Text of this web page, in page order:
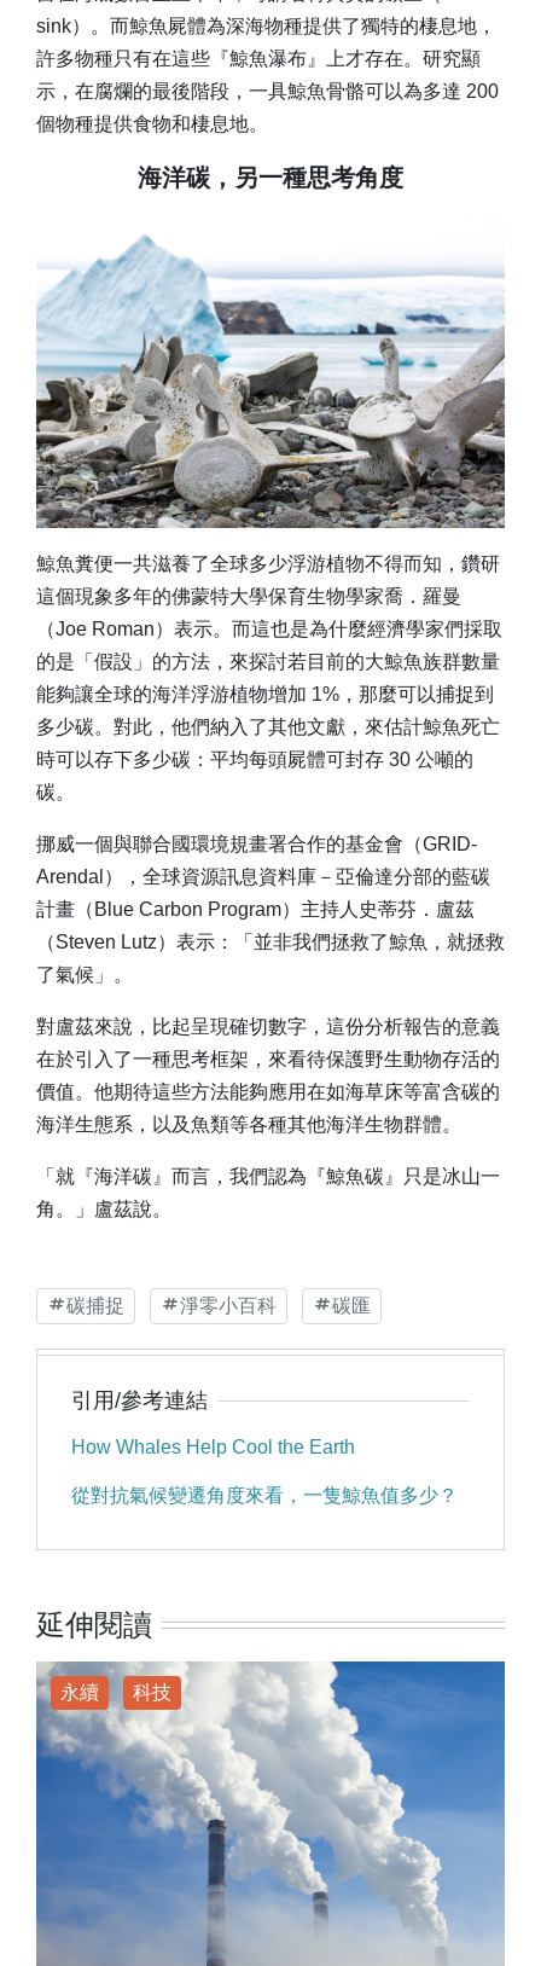
sink）。而鯨魚屍體為深海物種提供了獨特的棲息地，
許多物種只有在這些『鯨魚瀑布』上才存在。研究顯
示，在腐爛的最後階段，一具鯨魚骨骼可以為多達 200
個物種提供食物和棲息地。
海洋碳，另一種思考角度
鯨魚糞便一共滋養了全球多少浮游植物不得而知，鑽研
這個現象多年的佛蒙特大學保育生物學家喬．羅曼
（Joe Roman）表示。而這也是為什麼經濟學家們採取
的是「假設」的方法，來探討若目前的大鯨魚族群數量
能夠讓全球的海洋浮游植物增加 1%，那麼可以捕捉到
多少碳。對此，他們納入了其他文獻，來估計鯨魚死亡
時可以存下多少碳：平均每頭屍體可封存 30 公噸的
碳。
挪威一個與聯合國環境規畫署合作的基金會（GRID-
Arendal），全球資源訊息資料庫－亞倫達分部的藍碳
計畫（Blue Carbon Program）主持人史蒂芬．盧茲
（Steven Lutz）表示：「並非我們拯救了鯨魚，就拯救
了氣候」。
對盧茲來說，比起呈現確切數字，這份分析報告的意義
在於引入了一種思考框架，來看待保護野生動物存活的
價值。他期待這些方法能夠應用在如海草床等富含碳的
海洋生態系，以及魚類等各種其他海洋生物群體。
「就『海洋碳』而言，我們認為『鯨魚碳』只是冰山一
角。」盧茲說。
碳捕捉 淨零小百科 碳匯
引用/參考連結
How Whales Help Cool the Earth
從對抗氣候變遷角度來看，一隻鯨魚值多少？
延伸閱讀
永續 科技